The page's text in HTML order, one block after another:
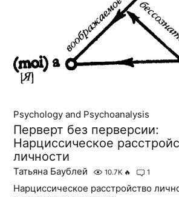
Psychology and Psychoanalysis
Перверт без перверсии:
Нарциссическое
личности
Татьяна Баублей 10.7K 🔥 1
Нарциссическое расстройство